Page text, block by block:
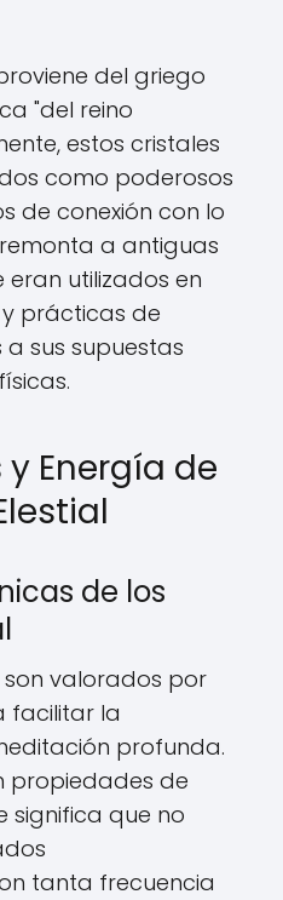
del griego
"del reino
estos cristales
como poderosos
de conexión con lo
a antiguas
eran utilizados en
prácticas de
sus supuestas
Energía de
de los
son valorados por
facilitar la
profunda.
propiedades de
significa que no
tanta frecuencia